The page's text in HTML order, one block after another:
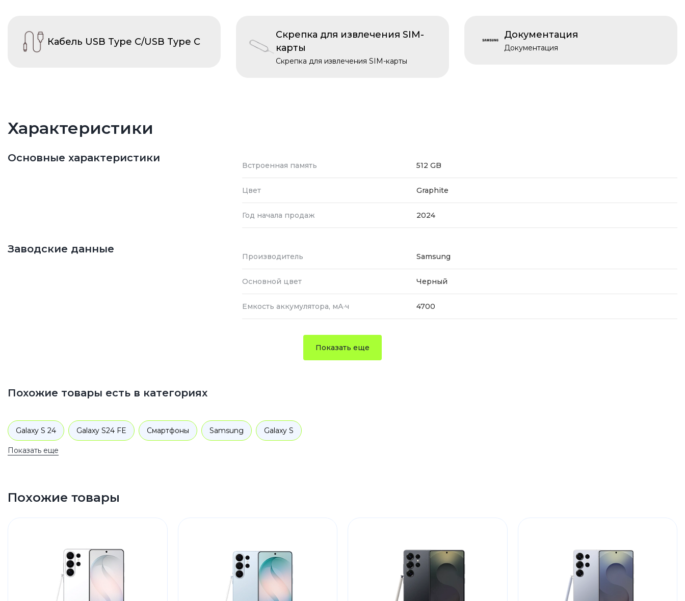
Кабель USB Type C/USB Type C
Скрепка для извлечения SIM-
карты
Скрепка для извлечения SIM-карты
Документация
Документация
Характеристики
Основные характеристики
Встроенная память 512 GB
Цвет Graphite
Год начала продаж 2024
Заводские данные
Производитель Samsung
Основной цвет Черный
Емкость аккумулятора, мА·ч 4700
Показать еще
Похожие товары есть в категориях
Galaxy S 24 Galaxy S24 FE Смартфоны Samsung Galaxy S
Показать еще
Похожие товары